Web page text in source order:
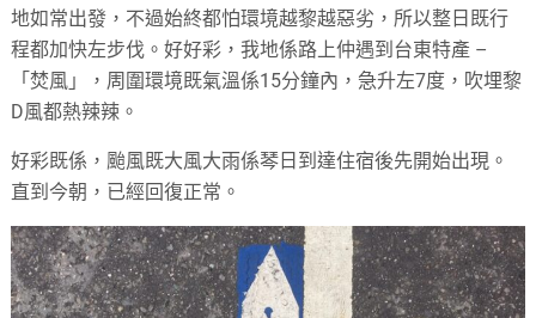
地如常出發，不過始終都怕環境越黎越惡劣，所以整日既行
程都加快左步伐。好好彩，我地係路上仲遇到台東特產 –
「焚風」，周圍環境既氣溫係15分鐘內，急升左7度，吹埋黎
D風都熱辣辣。
好彩既係，颱風既大風大雨係琴日到達住宿後先開始出現。
直到今朝，已經回復正常。